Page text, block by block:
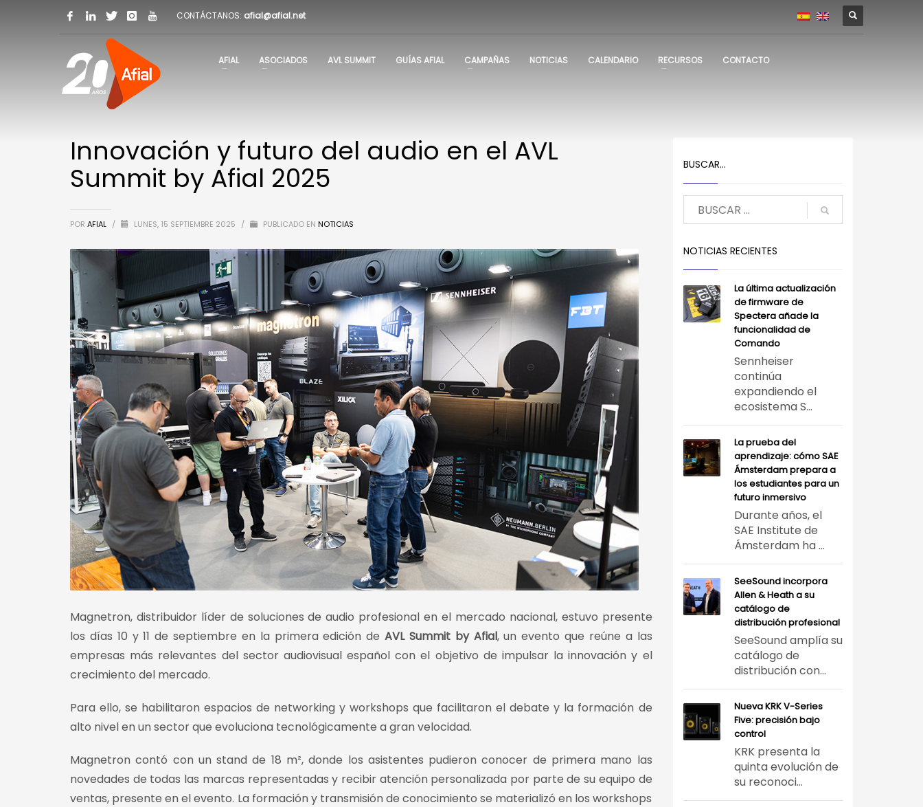
CONTÁCTANOS: afial@afial.net
AFIAL ASOCIADOS AVL SUMMIT GUÍAS AFIAL CAMPAÑAS NOTICIAS CALENDARIO RECURSOS CONTACTO
Innovación y futuro del audio en el AVL
Summit by Afial 2025
POR AFIAL / LUNES, 15 SEPTIEMBRE 2025 / PUBLICADO EN NOTICIAS
Magnetron, distribuidor líder de soluciones de audio profesional en el mercado nacional, estuvo presente
los días 10 y 11 de septiembre en la primera edición de AVL Summit by Afial, un evento que reúne a las
empresas más relevantes del sector audiovisual español con el objetivo de impulsar la innovación y el
crecimiento del mercado.
Para ello, se habilitaron espacios de networking y workshops que facilitaron el debate y la formación de
alto nivel en un sector que evoluciona tecnológicamente a gran velocidad.
Magnetron contó con un stand de 18 m², donde los asistentes pudieron conocer de primera mano las
novedades de todas las marcas representadas y recibir atención personalizada por parte de su equipo de
ventas, presente en el evento. La formación y transmisión de conocimiento se materializó en los workshops
BUSCAR…
NOTICIAS RECIENTES
La última actualización
de firmware de
Spectera añade la
funcionalidad de
Comando
Sennheiser
continúa
expandiendo el
ecosistema S...
La prueba del
aprendizaje: cómo SAE
Ámsterdam prepara a
los estudiantes para un
futuro inmersivo
Durante años, el
SAE Institute de
Ámsterdam ha ...
SeeSound incorpora
Allen & Heath a su
catálogo de
distribución profesional
SeeSound amplía su
catálogo de
distribución con...
Nueva KRK V-Series
Five: precisión bajo
control
KRK presenta la
quinta evolución de
su reconoci...